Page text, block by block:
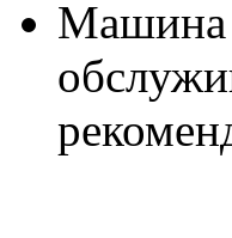
Машина